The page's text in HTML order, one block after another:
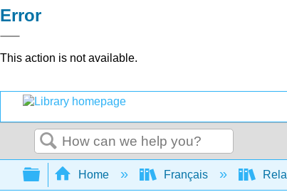
Error
This action is not available.
Search
Expand/collapse global
Home Français